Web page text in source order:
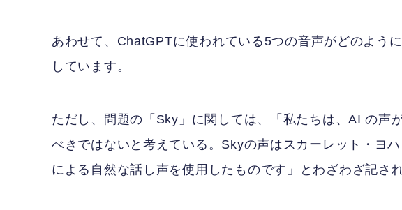
あわせて、ChatGPTに使われている5つの音声がどのよう
しています。
ただし、問題の「Sky」に関しては、「私たちは、AI の声
べきではないと考えている。Skyの声はスカーレット・ヨ
による自然な話し声を使用したものです」とわざわざ記さ